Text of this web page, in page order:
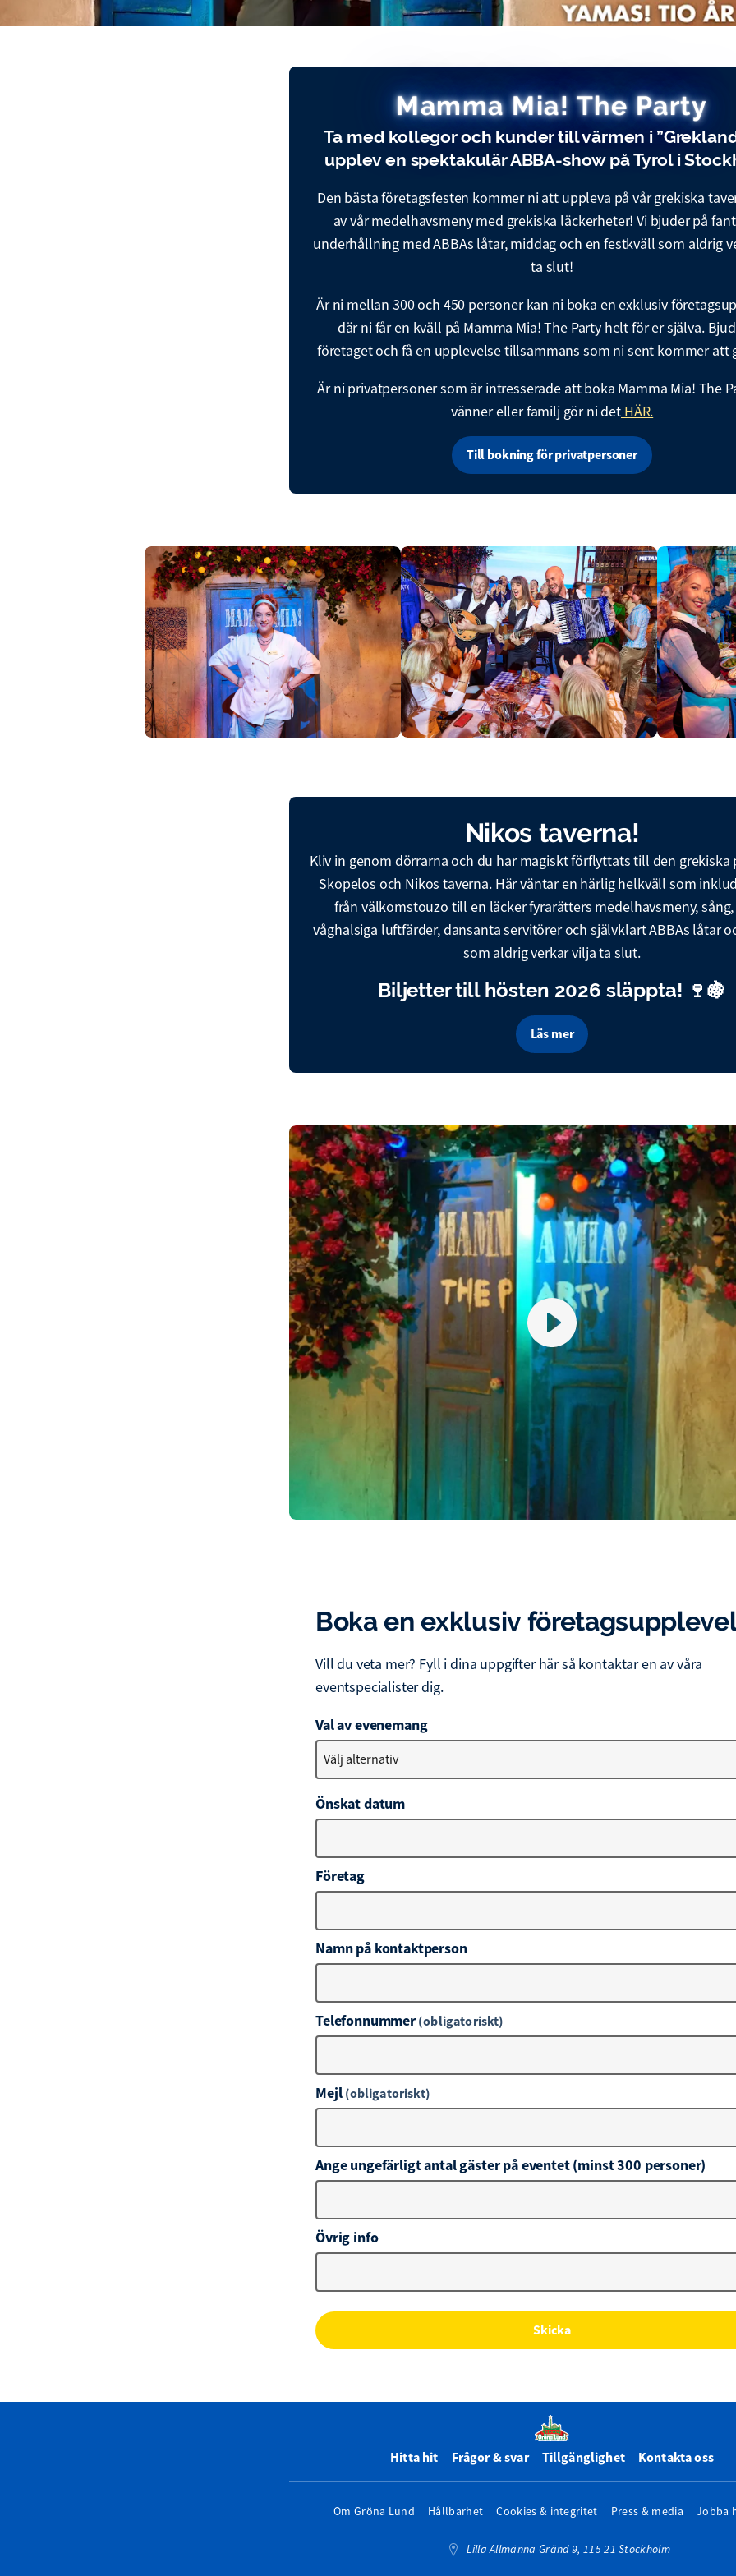
Mamma Mia! The Party
Ta med kollegor och kunder till värmen i
upplev en spektakulär ABBA-show på Tyrol i
Den bästa företagsfesten kommer ni att uppleva på vår grekiska
av vår medelhavsmeny med grekiska läckerheter! Vi bjuder på
underhållning med ABBAs låtar, middag och en festkväll som aldrig
ta slut!
Är ni mellan 300 och 450 personer kan ni boka en exklusiv
där ni får en kväll på Mamma Mia! The Party helt för er själva.
företaget och få en upplevelse tillsammans som ni sent kommer att
Är ni privatpersoner som är intresserade att boka Mamma Mia! The
vänner eller familj gör ni det HÄR.
Till bokning för privatpersoner
Nikos taverna!
Kliv in genom dörrarna och du har magiskt förflyttats till den grekiska
Skopelos och Nikos taverna. Här väntar en härlig helkväll som
från välkomstouzo till en läcker fyrarätters medelhavsmeny,
våghalsiga luftfärder, dansanta servitörer och självklart ABBAs låtar
som aldrig verkar vilja ta slut.
Biljetter till hösten 2026 släppta! 🍷🍇
Läs mer
Boka en exklusiv
Vill du veta mer? Fyll i dina uppgifter här så kontaktar en av våra
eventspecialister dig.
Val av evenemang
Välj alternativ
Önskat datum
Företag
Namn på kontaktperson
Telefonnummer(obligatoriskt)
Mejl(obligatoriskt)
Ange ungefärligt antal gäster på eventet (minst 300 personer)
Övrig info
Skicka
Hitta hit Frågor & svar Tillgänglighet Kontakta oss
Om Gröna Lund Hållbarhet Cookies & integritet Press & media Jobba
Lilla Allmänna Gränd 9, 115 21 Stockholm